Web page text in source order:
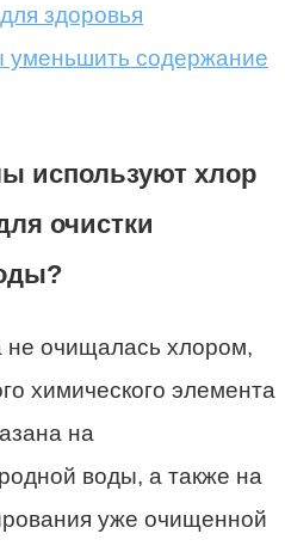
здоровья
уменьшить содержание
используют хлор
очистки
не очищалась хлором,
химического элемента
на
воды, а также на
уже очищенной